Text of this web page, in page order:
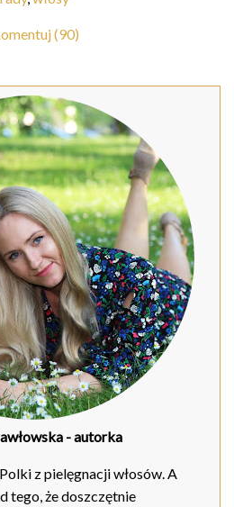
(90)
- autorka
z pielęgnacji włosów. A
tego, że doszczętnie